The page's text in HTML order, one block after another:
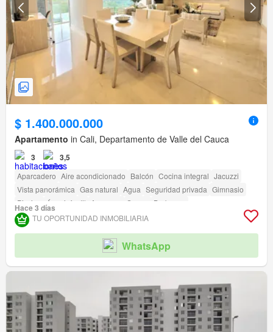
$ 1.400.000.000
Apartamento in Cali, Departamento de Valle del Cauca
3 3,5
Aparcadero Aire acondicionado Balcón Cocina integral Jacuzzi
Vista panorámica Gas natural Agua Seguridad privada Gimnasio
Piscina
Área infantil Ascensor Sauna
Barbecue
Acceso para personas con discapacidad
Hace 3 días
TU OPORTUNIDAD INMOBILIARIA
WhatsApp